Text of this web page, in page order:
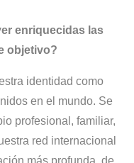
enriquecidas las
objetivo?
identidad como
en el mundo. Se
profesional, familiar,
red internacional
más profunda, de